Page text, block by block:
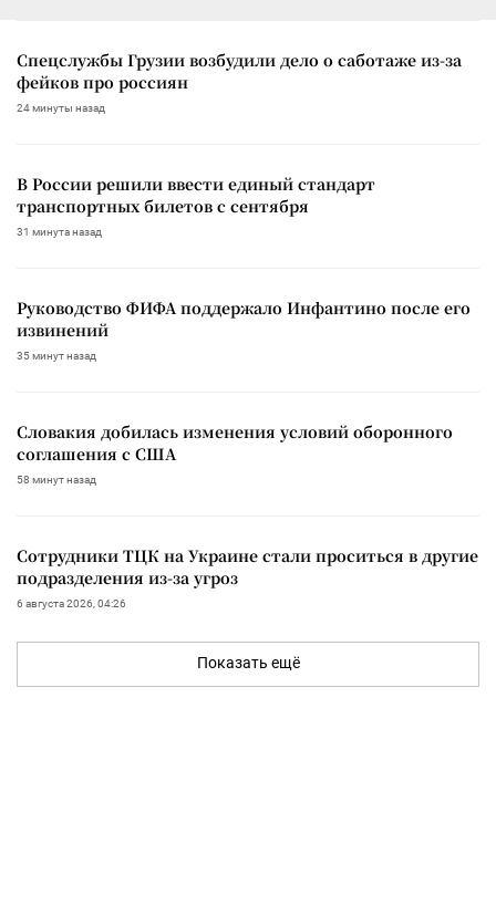
Спецслужбы Грузии возбудили дело о саботаже из-за
фейков про россиян
24 минуты назад
В России решили ввести единый стандарт
транспортных билетов с сентября
31 минута назад
Руководство ФИФА поддержало Инфантино после его
извинений
35 минут назад
Словакия добилась изменения условий оборонного
соглашения с США
58 минут назад
Сотрудники ТЦК на Украине стали проситься в другие
подразделения из-за угроз
6 августа 2026, 04:26
Показать ещё